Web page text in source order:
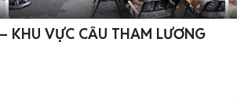
KHU VỰC CẦU THAM LƯƠNG